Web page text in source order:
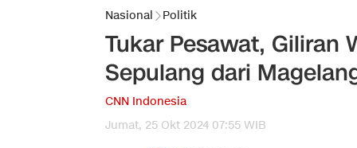
Nasional Politik
Tukar Pesawat, Giliran
Sepulang dari
CNN Indonesia
Jumat, 25 Okt 2024 07:55 WIB